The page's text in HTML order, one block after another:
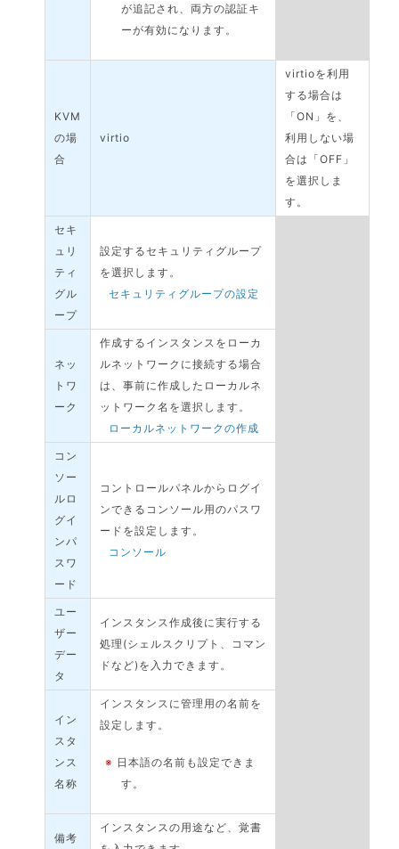
が追記され、両方の認証キ
ーが有効になります。
KVM
の場
合
virtio
virtioを利用
する場合は
「ON」を、
利用しない場
合は「OFF」
を選択しま
す。
セキ
ュリ
ティ
グル
ープ
設定するセキュリティグループ
を選択します。
セキュリティグループの設定
ネッ
トワ
ーク
作成するインスタンスをローカ
ルネットワークに接続する場合
は、事前に作成したローカルネ
ットワーク名を選択します。
ローカルネットワークの作成
コン
ソー
ルロ
グイ
ンパ
スワ
ード
コントロールパネルからログイ
ンできるコンソール用のパスワ
ードを設定します。
コンソール
ユー
ザー
デー
タ
インスタンス作成後に実行する
処理(シェルスクリプト、コマン
ドなど)を入力できます。
イン
スタ
ンス
名称
インスタンスに管理用の名前を
設定します。
※ 日本語の名前も設定できま
す。
備考
インスタンスの用途など、覚書